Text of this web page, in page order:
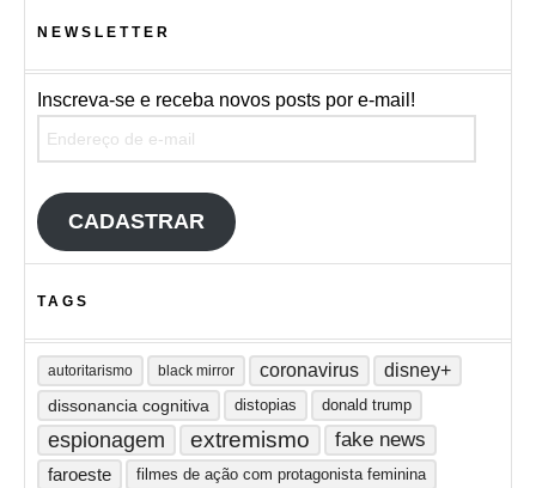
NEWSLETTER
Inscreva-se e receba novos posts por e-mail!
CADASTRAR
TAGS
autoritarismo black mirror coronavirus disney+
dissonancia cognitiva distopias donald trump
espionagem extremismo fake news
faroeste filmes de ação com protagonista feminina